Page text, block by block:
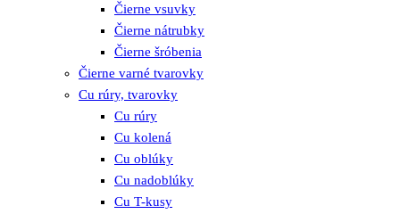
Čierne vsuvky
Čierne nátrubky
Čierne šróbenia
Čierne varné tvarovky
Cu rúry, tvarovky
Cu rúry
Cu kolená
Cu oblúky
Cu nadoblúky
Cu T-kusy